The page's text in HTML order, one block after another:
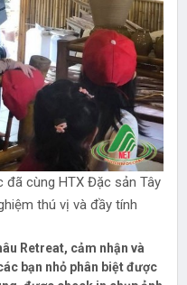
cùng HTX Đặc sản Tây
thú vị và đầy tính
Retreat, cảm nhận và
bạn nhỏ phân biệt được